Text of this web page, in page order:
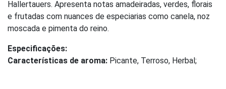
Hallertauers. Apresenta notas amadeiradas, verdes, florais
e frutadas com nuances de especiarias como canela, noz
moscada e pimenta do reino.
Especificações:
Características de aroma: Picante, Terroso, Herbal;